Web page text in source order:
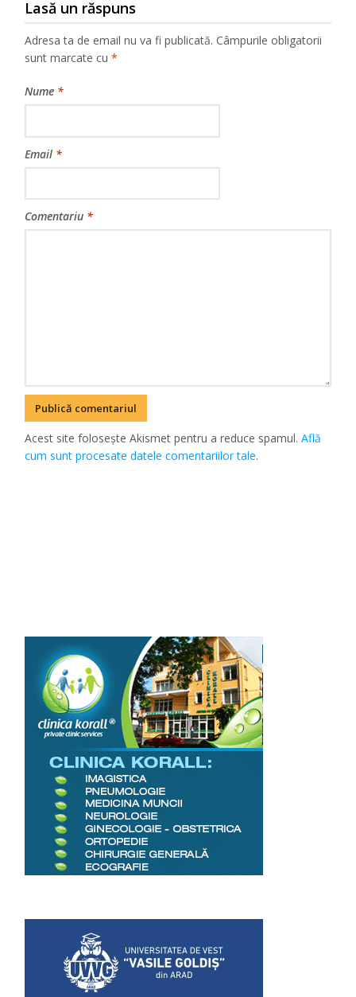
Lasă un răspuns
Adresa ta de email nu va fi publicată. Câmpurile obligatorii
sunt marcate cu*
Nume *
Email *
Comentariu *
Acest site folosește Akismet pentru a reduce spamul.Află
cum sunt procesate datele comentariilor tale.